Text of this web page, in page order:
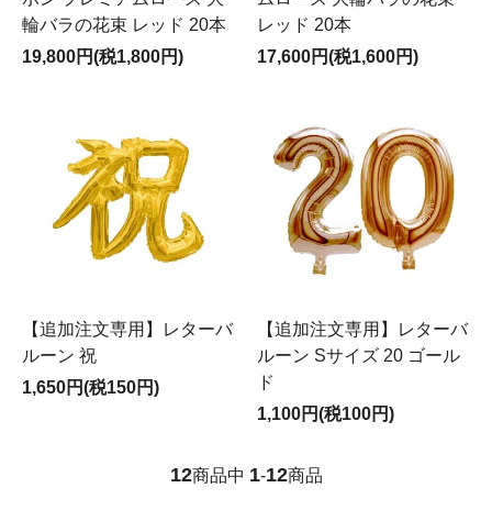
輪バラの花束 レッド 20本
19,800円(税1,800円)
レッド 20本
17,600円(税1,600円)
【追加注文専用】レターバ
ルーン 祝
1,650円(税150円)
【追加注文専用】レターバ
ルーン Sサイズ 20 ゴール
ド
1,100円(税100円)
12商品中 1-12商品